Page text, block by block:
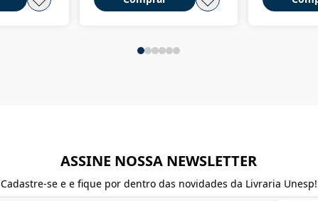
ASSINE NOSSA NEWSLETTER
Cadastre-se e e fique por dentro das novidades da Livraria Unesp!